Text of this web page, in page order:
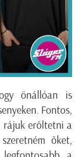
önállóan is
Fontos,
rájuk erőltetni a
őket,